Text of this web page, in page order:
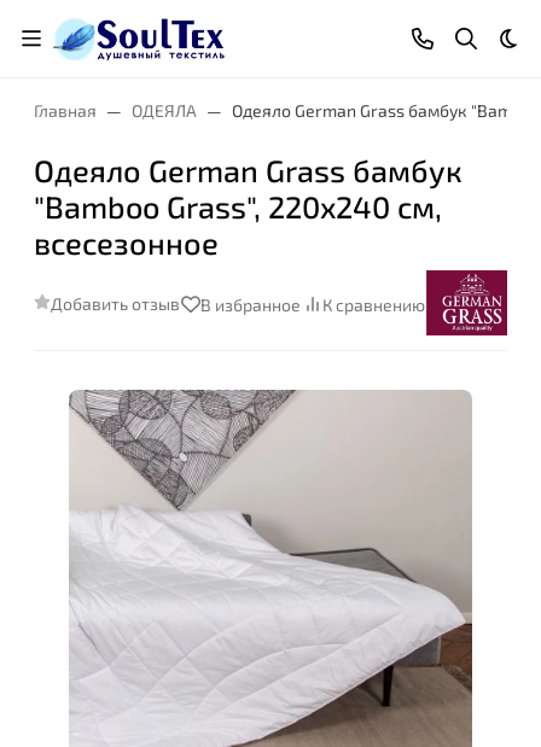
Главная ОДЕЯЛА Одеяло German Grass бамбук
Одеяло German Grass бамбук
"Bamboo Grass", 220x240 см,
всесезонное
Добавить отзыв В избранное К сравнению